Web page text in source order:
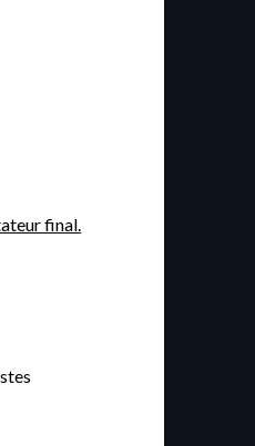
final.